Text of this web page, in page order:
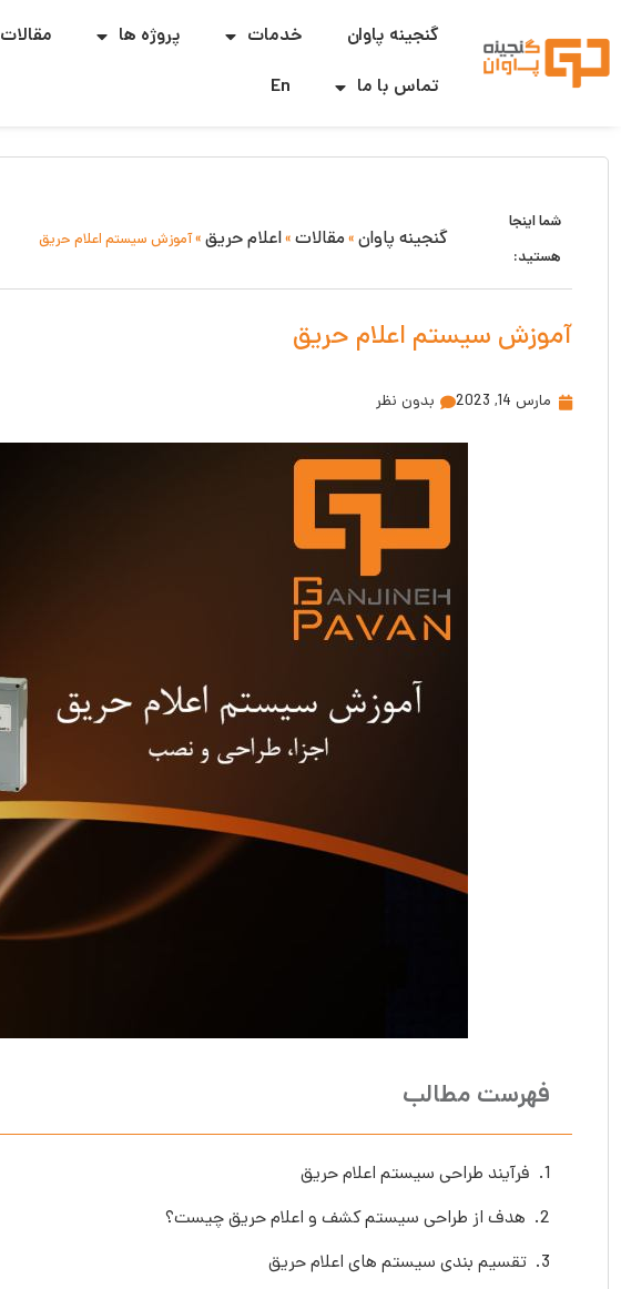
گنجینه پاوان خدمات پروژه ها مقالات
تماس با ما
En
شما اینجا
هستید:
گنجینه پاوان » مقالات »اعلام حریق »آموزش سیستم اعلام حریق
آموزش سیستم اعلام حریق
مارس 14, 2023 بدون نظر
فهرست مطالب
فرآیند طراحی سیستم اعلام حریق
هدف از طراحی سیستم کشف و اعلام حریق چیست؟
تقسیم بندی سیستم های اعلام حریق